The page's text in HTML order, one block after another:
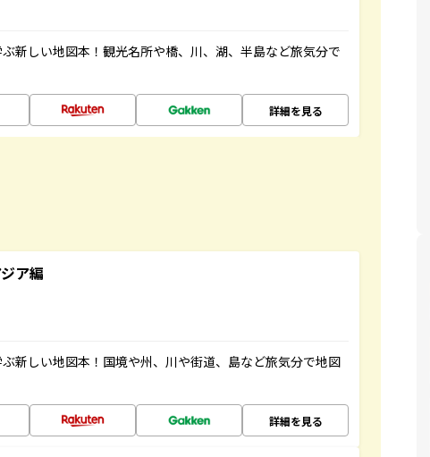
新しい地図本！観光名所や橋、川、湖、半島など旅気分で
詳細を見る
ア編
新しい地図本！国境や州、川や街道、島など旅気分で地図
詳細を見る